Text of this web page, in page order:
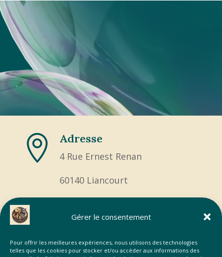
Gérer le consentement
Pour offrir les meilleures expériences, nous utilisons des technologies
telles que les cookies pour stocker et/ou accéder aux informations des
 Adresse
4 Rue Ernest Renan
60140 Liancourt

contact@gbtransportanimalier.fr